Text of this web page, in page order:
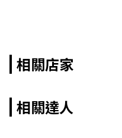
相關店家
相關達人